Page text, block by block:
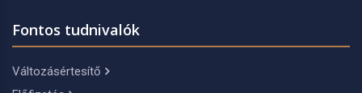
Fontos tudnivalók
Változásértesítő